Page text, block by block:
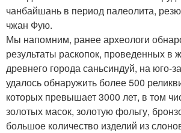
чанбайшань в период палеолита,
чжан Фую.
Мы напомним, ранее археологи
результаты раскопок, проведенных в
древнего города саньсиндуй, на юго-
удалось обнаружить более 500
которых превышает 3000 лет, в том
золотых масок, золотую фольгу,
большое количество изделий из